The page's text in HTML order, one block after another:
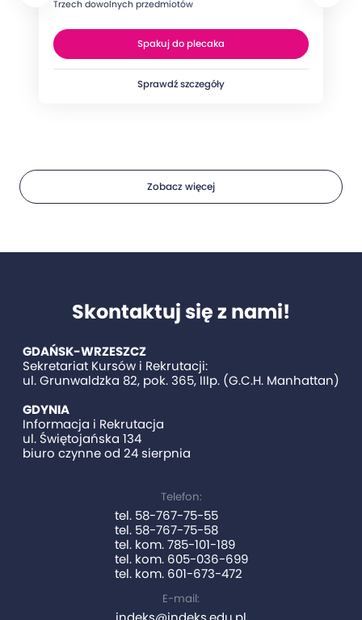
Trzech dowolnych przedmiotów
Spakuj do plecaka
Sprawdź szczegóły
Zobacz więcej
Skontaktuj się z nami!
GDAŃSK-WRZESZCZ
Sekretariat Kursów i Rekrutacji:
ul. Grunwaldzka 82, pok. 365, IIIp. (G.C.H. Manhattan)
GDYNIA
Informacja i Rekrutacja
ul. Świętojańska 134
biuro czynne od 24 sierpnia
Telefon:
tel. 58-767-75-55
tel. 58-767-75-58
tel. kom. 785-101-189
tel. kom. 605-036-699
tel. kom. 601-673-472
E-mail: